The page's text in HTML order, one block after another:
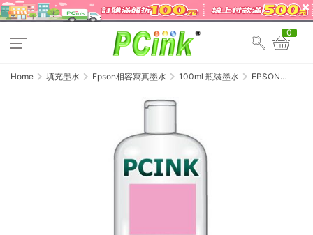
0
Home 填充墨水 Epson相容寫真墨水 100ml 瓶裝墨水
EPSON